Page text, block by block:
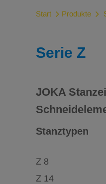
Start Produkte
Serie Z
JOKA
Stanztypen
Z 8
Z 14